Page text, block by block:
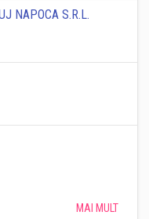
NAPOCA S.R.L.
MAI MULT